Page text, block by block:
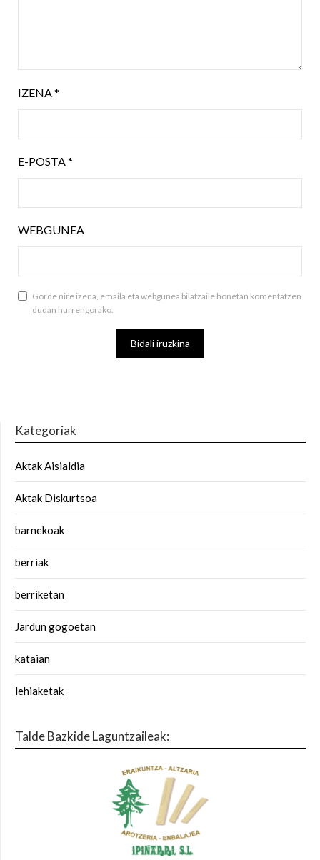
IZENA*
E-POSTA*
WEBGUNEA
Gorde nire izena, emaila eta webgunea bilatzaile honetan komentatzen
dudan hurrengorako.
Kategoriak
Aktak Aisialdia
Aktak Diskurtsoa
barnekoak
berriak
berriketan
Jardun gogoetan
kataian
lehiaketak
Talde Bazkide Laguntzaileak: